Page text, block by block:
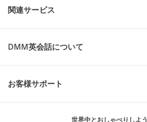
関連サービス
DMM英会話について
お客様サポート
世界中とおしゃべりしよう